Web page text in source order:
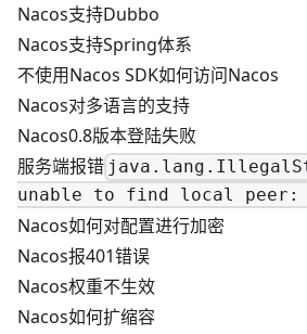
Nacos支持Dubbo
Nacos支持Spring体系
不使用Nacos SDK如何访问Nacos
Nacos对多语言的支持
Nacos0.8版本登陆失败
服务端报错
unable to find local peer:
Nacos如何对配置进行加密
Nacos报401错误
Nacos权重不生效
Nacos如何扩缩容